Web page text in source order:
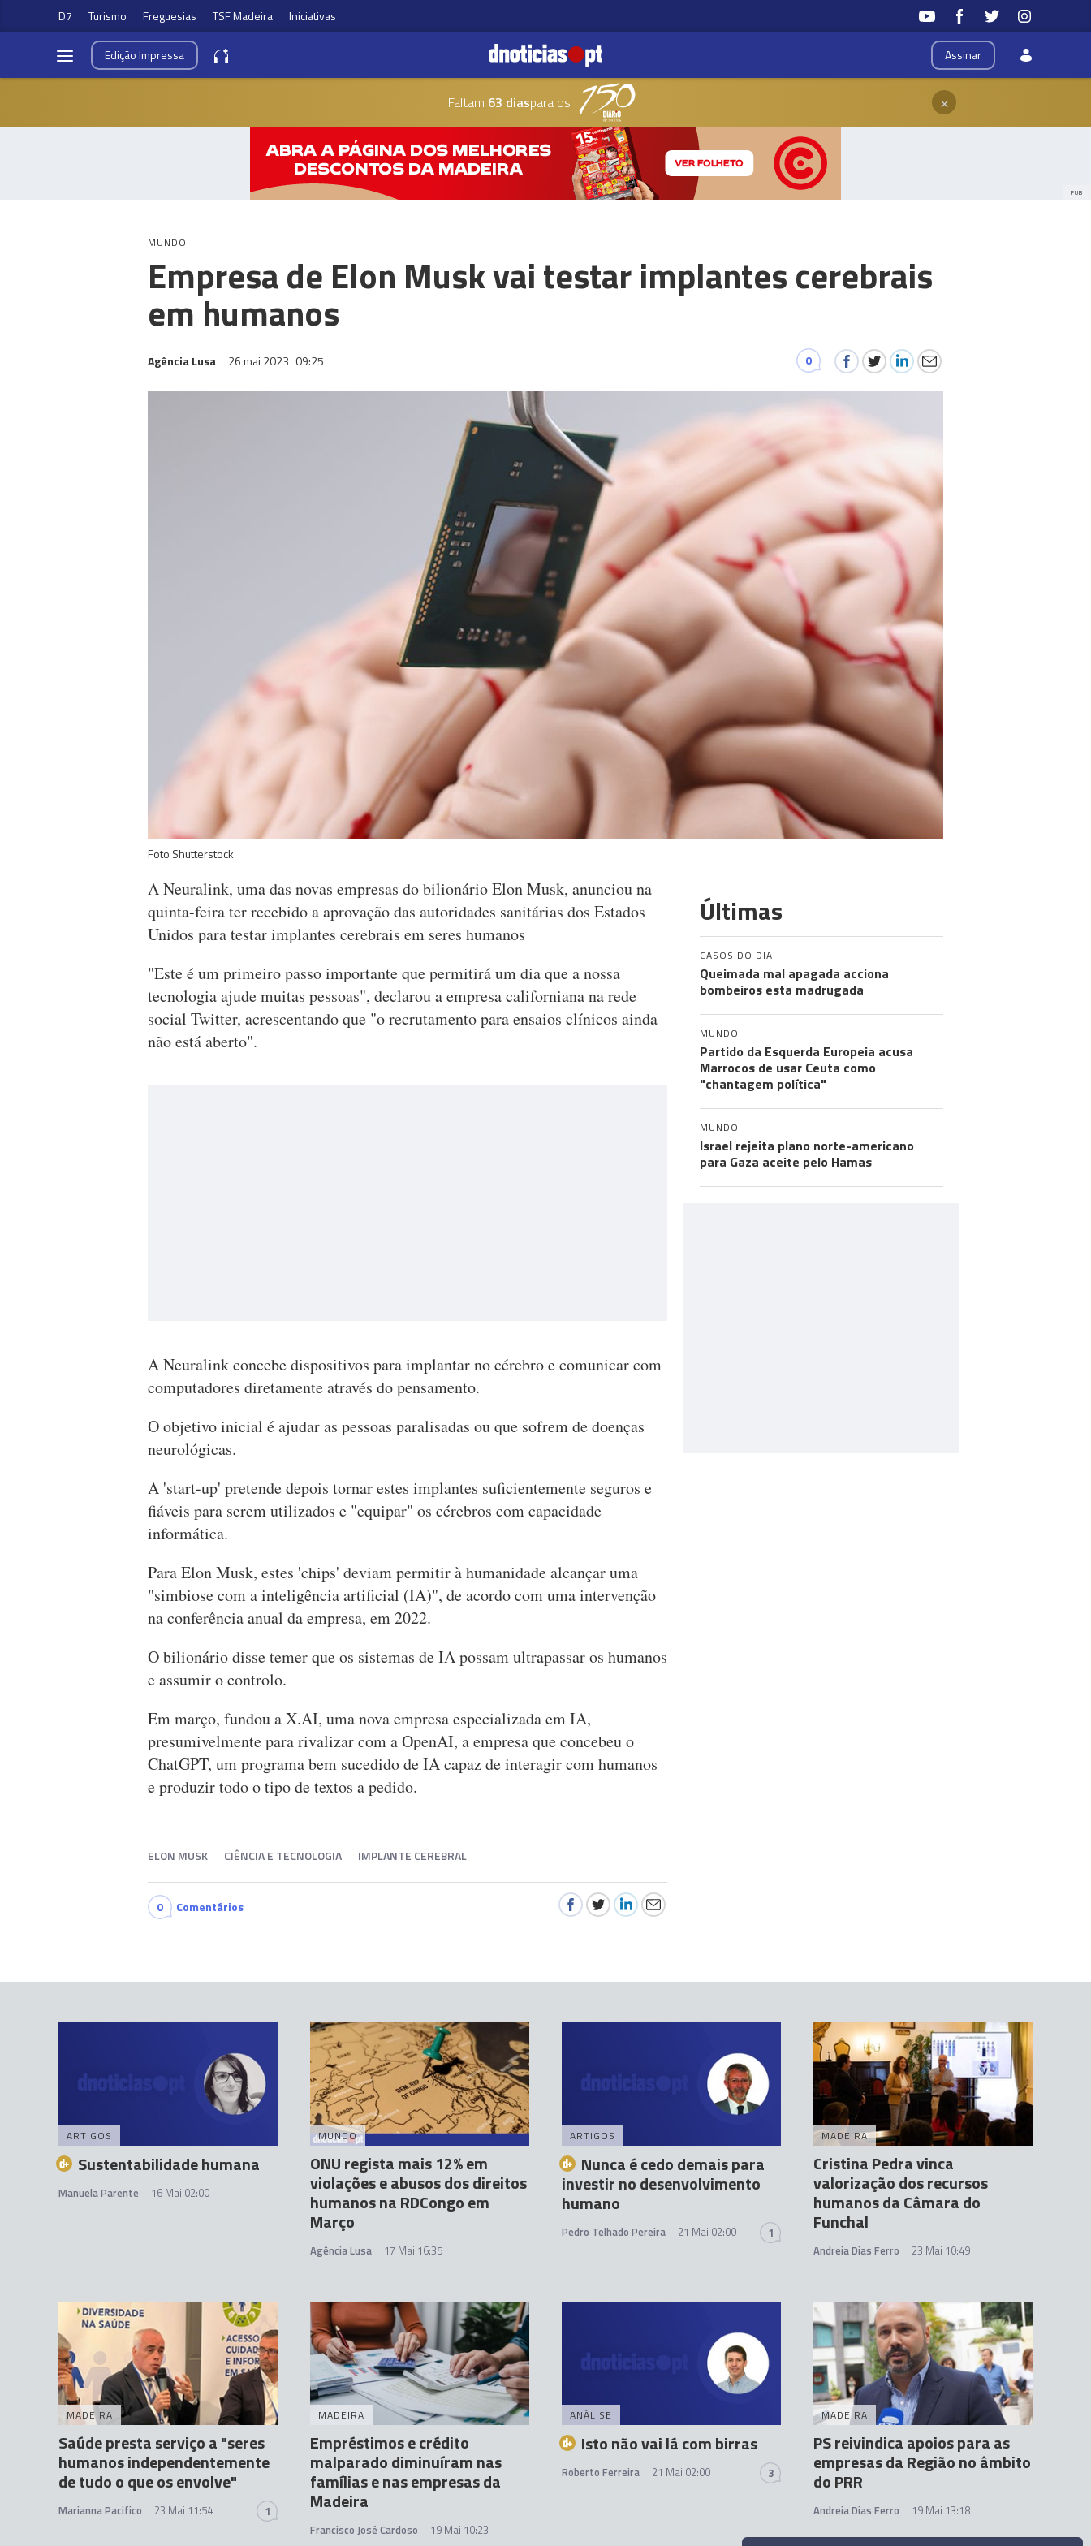
D7 Turismo Freguesias TSF Madeira Iniciativas
Assinar
EdiçãoImpressa
Faltam 63 diaspara os ×
PUB
MUNDO
Empresa de Elon Musk vai testar implantes cerebrais
em humanos
Agência Lusa 26 mai 2023 09:25 0
Foto Shutterstock
A Neuralink, uma das novas empresas do bilionário Elon Musk, anunciou na
quinta-feira ter recebido a aprovação das autoridades sanitárias dos Estados
Unidos para testar implantes cerebrais em seres humanos
"Este é um primeiro passo importante que permitirá um dia que a nossa
tecnologia ajude muitas pessoas", declarou a empresa californiana na rede
social Twitter, acrescentando que "o recrutamento para ensaios clínicos ainda
não está aberto".
A Neuralink concebe dispositivos para implantar no cérebro e comunicar com
computadores diretamente através do pensamento.
O objetivo inicial é ajudar as pessoas paralisadas ou que sofrem de doenças
neurológicas.
A 'start-up' pretende depois tornar estes implantes suficientemente seguros e
fiáveis para serem utilizados e "equipar" os cérebros com capacidade
informática.
Para Elon Musk, estes 'chips' deviam permitir à humanidade alcançar uma
"simbiose com a inteligência artificial (IA)", de acordo com uma intervenção
na conferência anual da empresa, em 2022.
O bilionário disse temer que os sistemas de IA possam ultrapassar os humanos
e assumir o controlo.
Em março, fundou a X.AI, uma nova empresa especializada em IA,
presumivelmente para rivalizar com a OpenAI, a empresa que concebeu o
ChatGPT, um programa bem sucedido de IA capaz de interagir com humanos
e produzir todo o tipo de textos a pedido.
ELON MUSK CIÊNCIA E TECNOLOGIA IMPLANTE CEREBRAL
0 Comentários
Últimas
CASOS DO DIA
Queimada mal apagada acciona
bombeiros esta madrugada
MUNDO
Partido da Esquerda Europeia acusa
Marrocos de usar Ceuta como
"chantagem política"
MUNDO
Israel rejeita plano norte-americano
para Gaza aceite pelo Hamas
ARTIGOS
Sustentabilidade humana
Manuela Parente 16 Mai 02:00
MUNDO
ONU regista mais 12% em
violações e abusos dos direitos
humanos na RDCongo em
Março
Agência Lusa 17 Mai 16:35
ARTIGOS
Nunca é cedo demais para
investir no desenvolvimento
humano
Pedro Telhado Pereira 21 Mai 02:00 1
MADEIRA
Cristina Pedra vinca
valorização dos recursos
humanos da Câmara do
Funchal
Andreia Dias Ferro 23 Mai 10:49
MADEIRA
Saúde presta serviço a "seres
humanos independentemente
de tudo o que os envolve"
Marianna Pacifico 23 Mai 11:54 1
MADEIRA
Empréstimos e crédito
malparado diminuíram nas
famílias e nas empresas da
Madeira
Francisco José Cardoso 19 Mai 10:23
ANÁLISE
Isto não vai lá com birras
Roberto Ferreira 21 Mai 02:00 3
MADEIRA
PS reivindica apoios para as
empresas da Região no âmbito
do PRR
Andreia Dias Ferro 19 Mai 13:18